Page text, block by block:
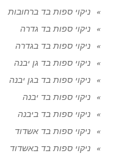
ניקוי ספות בד ברחובות
ניקוי ספות בד גדרה
ניקוי ספות בד בגדרה
ניקוי ספות בד גן יבנה
ניקוי ספות בד בגן יבנה
ניקוי ספות בד יבנה
ניקוי ספות בד ביבנה
ניקוי ספות בד אשדוד
ניקוי ספות בד באשדוד